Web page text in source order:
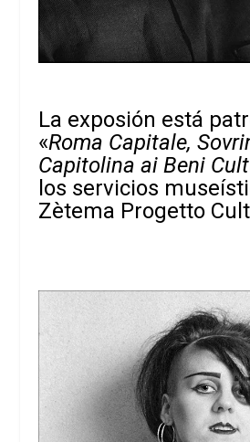
La exposión está
«Roma Capitale,
Capitolina ai Beni
los servicios
Zètema Progetto